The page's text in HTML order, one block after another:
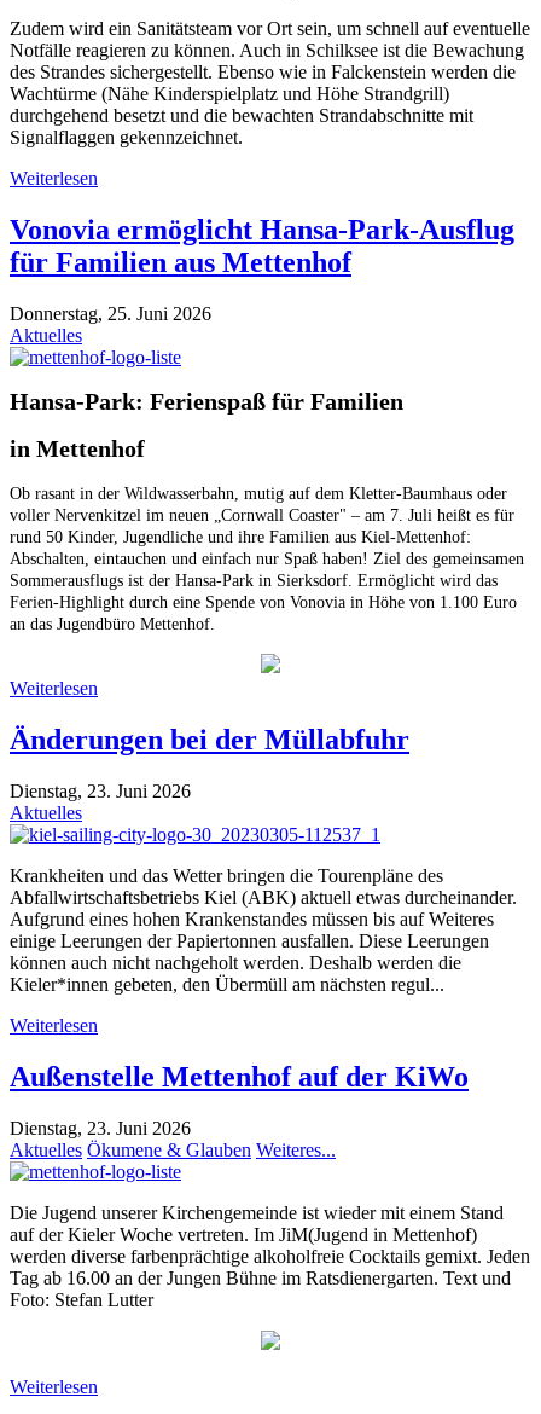
Zudem wird ein Sanitätsteam vor Ort sein, um schnell auf eventuelle
Notfälle reagieren zu können. Auch in Schilksee ist die Bewachung
des Strandes sichergestellt. Ebenso wie in Falckenstein werden die
Wachtürme (Nähe Kinderspielplatz und Höhe Strandgrill)
durchgehend besetzt und die bewachten Strandabschnitte mit
Signalflaggen gekennzeichnet.
Weiterlesen
Vonovia ermöglicht Hansa-Park-Ausflug
für Familien aus Mettenhof
Donnerstag, 25. Juni 2026
Aktuelles
Hansa-Park: Ferienspaß für Familien
in Mettenhof
Ob rasant in der Wildwasserbahn, mutig auf dem Kletter-Baumhaus oder
voller Nervenkitzel im neuen „Cornwall Coaster" – am 7. Juli heißt es für
rund 50 Kinder, Jugendliche und ihre Familien aus Kiel-Mettenhof:
Abschalten, eintauchen und einfach nur Spaß haben! Ziel des gemeinsamen
Sommerausflugs ist der Hansa-Park in Sierksdorf. Ermöglicht wird das
Ferien-Highlight durch eine Spende von Vonovia in Höhe von 1.100 Euro
an das Jugendbüro Mettenhof.
Weiterlesen
Änderungen bei der Müllabfuhr
Dienstag, 23. Juni 2026
Aktuelles
Krankheiten und das Wetter bringen die Tourenpläne des
Abfallwirtschaftsbetriebs Kiel (ABK) aktuell etwas durcheinander.
Aufgrund eines hohen Krankenstandes müssen bis auf Weiteres
einige Leerungen der Papiertonnen ausfallen. Diese Leerungen
können auch nicht nachgeholt werden. Deshalb werden die
Kieler*innen gebeten, den Übermüll am nächsten regul...
Weiterlesen
Außenstelle Mettenhof auf der KiWo
Dienstag, 23. Juni 2026
Aktuelles Ökumene & Glauben Weiteres...
Die Jugend unserer Kirchengemeinde ist wieder mit einem Stand
auf der Kieler Woche vertreten. Im JiM(Jugend in Mettenhof)
werden diverse farbenprächtige alkoholfreie Cocktails gemixt. Jeden
Tag ab 16.00 an der Jungen Bühne im Ratsdienergarten. Text und
Foto: Stefan Lutter
Weiterlesen